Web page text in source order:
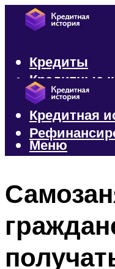
Кредиты
Кредитные
Микрозаймы
Кредитная
Меню